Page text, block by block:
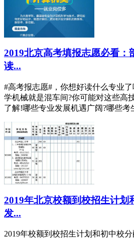
2019北京高考填报志愿必看：
读...
#高考报志愿#，你想好读什么专业
学机械就是混车间?你可能对这些高
了解!哪些专业发展机遇广阔?哪些考
2019年北京校额到校招生计划
发...
2019年校额到校招生计划和初中校